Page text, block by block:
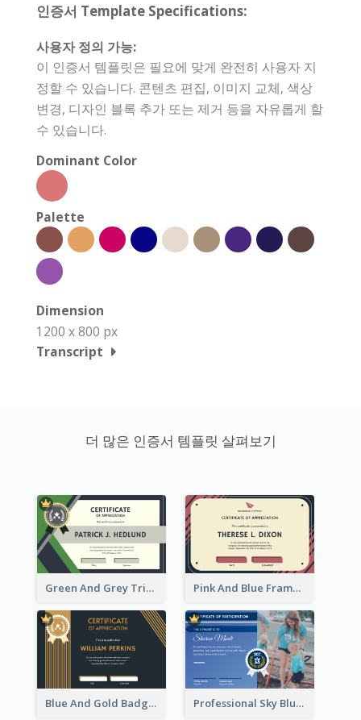
인증서 Template Specifications:
사용자 정의 가능:
이 인증서 템플릿은 필요에 맞게 완전히 사용자 지
정할 수 있습니다. 콘텐츠 편집, 이미지 교체, 색상
변경, 디자인 블록 추가 또는 제거 등을 자유롭게 할
수 있습니다.
Dominant Color
Palette
Dimension
1200 x 800 px
Transcript
더 많은 인증서 템플릿 살펴보기
Green And Grey Triangles With Badge Certificate Pink And Blue Frame Company Certificate
Blue And Gold Badge Appreciation Certificate Professional Sky Blue Certificate Design Template